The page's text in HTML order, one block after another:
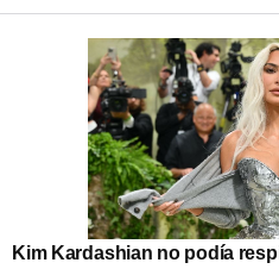
Kim Kardashian no podía